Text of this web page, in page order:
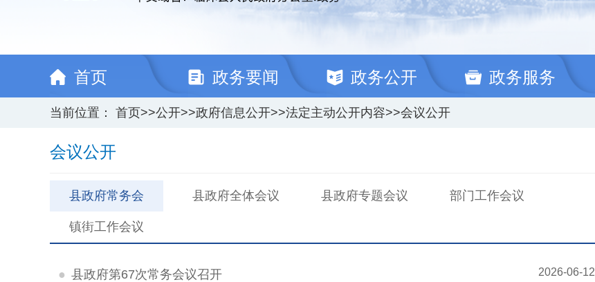
首页 政务要闻 政务公开 政务服务
当前位置： 首页>>公开>>政府信息公开>>法定主动公开内容>>会议公开
会议公开
县政府常务会 县政府全体会议 县政府专题会议 部门工作会议
镇街工作会议
● 县政府第67次常务会议召开 2026-06-12